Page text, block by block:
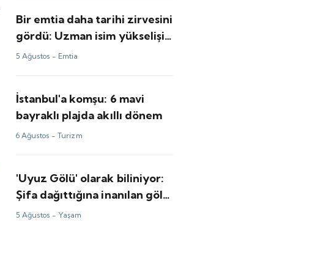
Bir emtia daha tarihi zirvesini
gördü: Uzman isim yükselişin
perde arkasını anlattı
5 Ağustos - Emtia
İstanbul'a komşu: 6 mavi
bayraklı plajda akıllı dönem
6 Ağustos -Turizm
'Uyuz Gölü' olarak biliniyor:
Şifa dağıttığına inanılan göl
yeniden su tuttu
5 Ağustos - Yaşam